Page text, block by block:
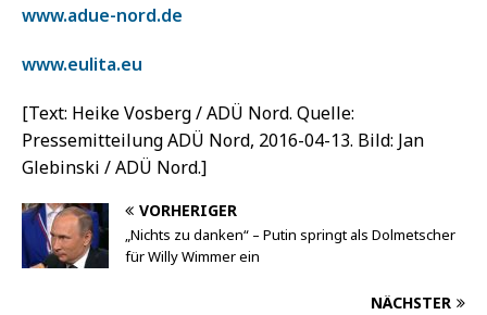
www.adue-nord.de
www.eulita.eu
[Text: Heike Vosberg / ADÜ Nord. Quelle:
Pressemitteilung ADÜ Nord, 2016-04-13. Bild: Jan
Glebinski / ADÜ Nord.]
VORHERIGER
„Nichts zu danken“ – Putin springt als Dolmetscher
für Willy Wimmer ein
NÄCHSTER